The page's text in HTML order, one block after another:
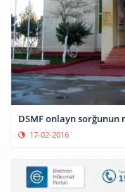
DSMF onlayn sorğunun
17-02-2016